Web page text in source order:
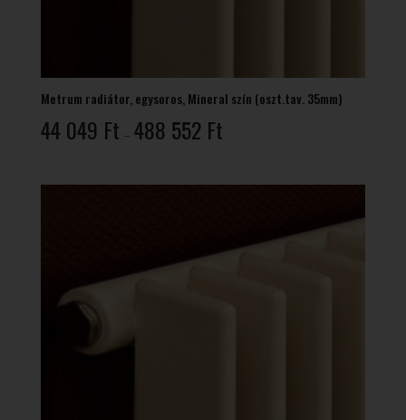
Metrum radiátor, egysoros, Mineral szín (oszt.tav. 35mm)
44 049 Ft – 488 552 Ft44
-